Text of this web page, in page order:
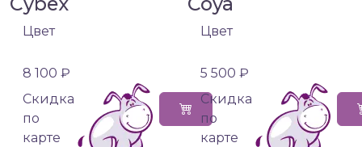
Цвет
8 100 ₽
Cкидка
по
карте
Цвет
5 500 ₽
Cкидка
по
карте